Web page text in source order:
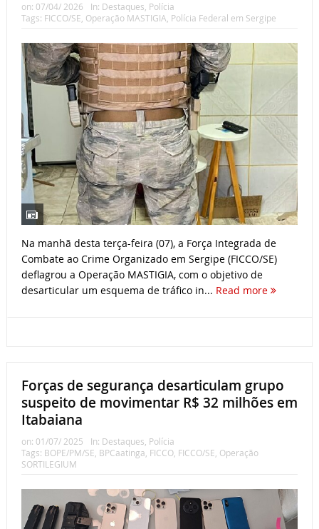
on: 07/04/ 2026 In: Destaques Polícia
Tags: FICCO/SE Operação MASTIGIA Polícia Federal em Sergipe
Na manhã desta terça-feira (07), a Força Integrada de
Combate ao Crime Organizado em Sergipe (FICCO/SE)
deflagrou a Operação MASTIGIA, com o objetivo de
desarticular um esquema de tráfico in... Read more
Forças de segurança desarticulam grupo
suspeito de movimentar R$ 32 milhões em
Itabaiana
on: 01/07/ 2025 In: Destaques Polícia
Tags: BOPE/PM/SE BPCaatinga FICCO, FICCO/SE Operação
SORTILEGIUM